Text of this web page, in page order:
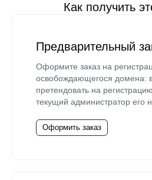
Как получить
Предварительный
Оформите заказ на
освобождающегося домена:
претендовать на
текущий администратор его
Оформить заказ